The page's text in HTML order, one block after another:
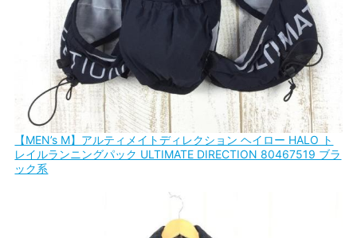
【MEN’s M】アルティメイトディレクション ヘイロー HALO ト
レイルランニングパック ULTIMATE DIRECTION 80467519 ブラ
ック系